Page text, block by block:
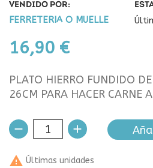
VENDIDO POR:
FERRETERIA O MUELLE
16,90 €
PLATO HIERRO FUNDIDO DE
26CM PARA HACER CARNE
 Últimas unidades